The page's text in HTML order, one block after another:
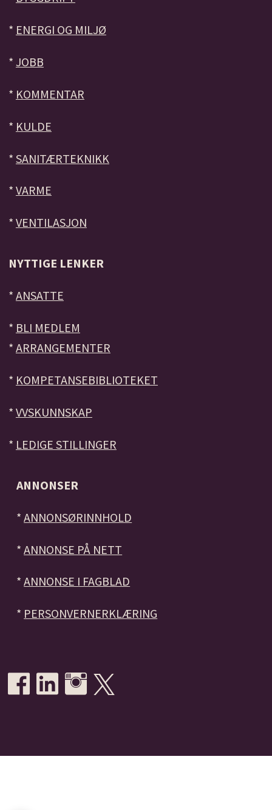
* ENERGI OG MILJØ
* JOBB
* KOMMENTAR
* KULDE
* SANITÆRTEKNIKK
* VARME
* VENTILASJON
NYTTIGE LENKER
* ANSATTE
* BLI MEDLEM
* ARRANGEMENTER
* KOMPETANSEBIBLIOTEKET
* VVSKUNNSKAP
* LEDIGE STILLINGER
ANNONSER
*ANNONSØRINNHOLD
*ANNONSE PÅ NETT
*ANNONSE I FAGBLAD
* PERSONVERNERKLÆRING